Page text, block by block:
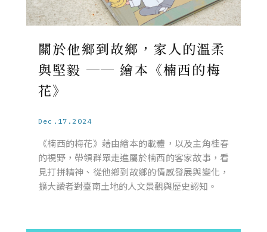
關於他鄉到故鄉，家人的溫柔
與堅毅 ── 繪本《楠西的梅
花》
Dec.17.2024
《楠西的梅花》藉由繪本的載體，以及主角桂春
的視野，帶領群眾走進屬於楠西的客家故事，看
見打拼精神、從他鄉到故鄉的情感發展與變化，
擴大讀者對臺南土地的人文景觀與歷史認知。